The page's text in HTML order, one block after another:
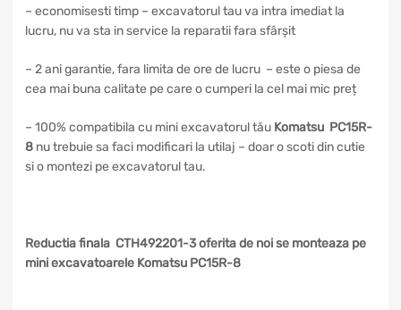
– economisesti timp – excavatorul tau va intra imediat la
lucru, nu va sta in service la reparatii fara sfârșit
– 2 ani garantie, fara limita de ore de lucru – este o piesa de
cea mai buna calitate pe care o cumperi la cel mai mic preț
– 100% compatibila cu mini excavatorul tău Komatsu PC15R-
8 nu trebuie sa faci modificari la utilaj – doar o scoti din cutie
si o montezi pe excavatorul tau.
Reductia finala CTH492201-3 oferita de noi se monteaza pe
mini excavatoarele Komatsu PC15R-8